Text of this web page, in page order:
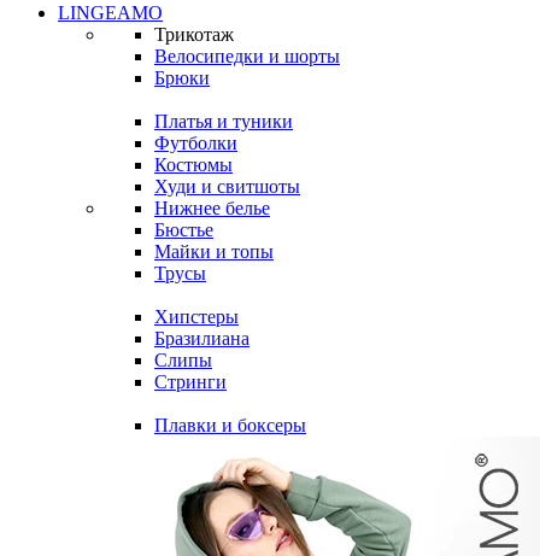
LINGEAMO
Трикотаж
Велосипедки и шорты
Брюки
Платья и туники
Футболки
Костюмы
Худи и свитшоты
Нижнее белье
Бюстье
Майки и топы
Трусы
Хипстеры
Бразилиана
Слипы
Стринги
Плавки и боксеры